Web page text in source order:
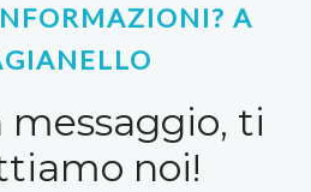
A
messaggio, ti
noi!